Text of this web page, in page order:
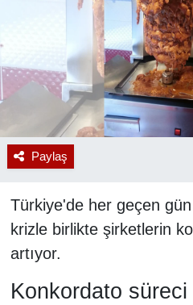
Paylaş
Türkiye'de her geçen
krizle birlikte şirketlerin
artıyor.
Konkordato süreci